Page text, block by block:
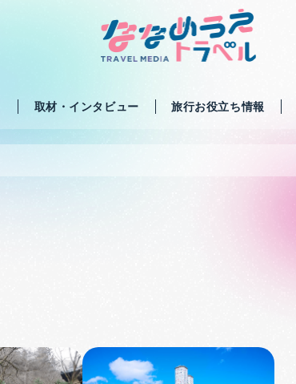
取材・インタビュー 旅行お役立ち情報